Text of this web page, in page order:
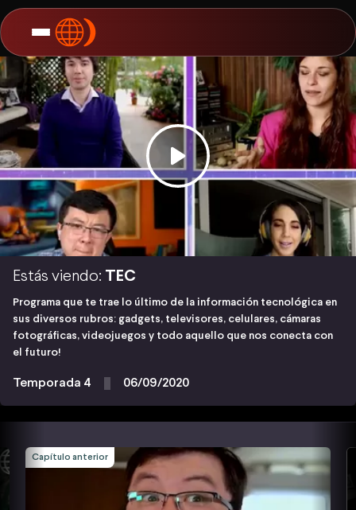
Estás viendo: TEC
Programa que te trae lo último de la información tecnológica en
sus diversos rubros: gadgets, televisores, celulares, cámaras
fotográficas, videojuegos y todo aquello que nos conecta con
el futuro!
Temporada 4 06/09/2020
Capítulo anterior